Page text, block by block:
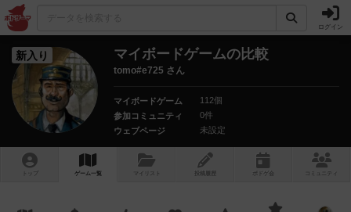
ログイン
新入り マイボードゲームの比較
tomo#e725 さん
マイボードゲーム
112個
参加コミュニティ
0件
ウェブページ
未設定
トップ ゲーム一覧 マイリスト 投稿履歴 ボ ドゲ コミュニティ